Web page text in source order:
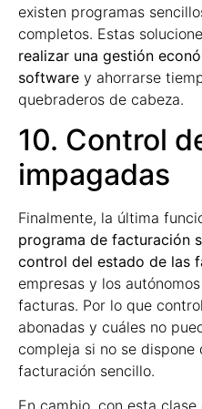
existen programas
completos. Estas
realizar una gestión
software y ahorrarse
quebraderos de cabeza.
10. Control
impagadas
Finalmente, la última
programa de facturación
control del estado de las
empresas y los
facturas. Por lo que
abonadas y cuáles no
compleja si no se
facturación sencillo.